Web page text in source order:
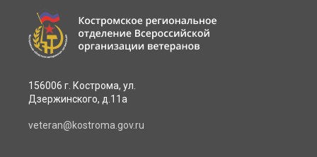
156006 г. Кострома, ул.
Дзержинского, д.11а
veteran@kostroma.gov.ru